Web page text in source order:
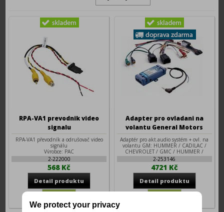
RPA-VA1 prevodnik video
signalu
RPA-VA1 převodník a odrušovač video
signálu
Výrobce: PAC
2-222000
568 Kč
Adapter pro ovladani na
volantu General Motors
Adaptér pro akt.audio systém + ovl. na
volantu GM: HUMMER / CADILAC /
CHEVROLET / GMC / HUMMER /
PONTIAC...
Výrobce: PAC
2-253146
4721 Kč
We protect your privacy